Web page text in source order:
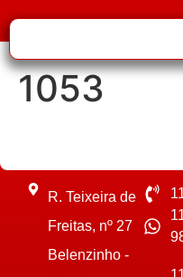
1053
R. Teixeira de
Freitas, nº 27
Belenzinho -